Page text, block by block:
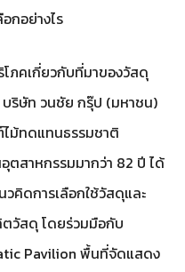
กอย่างไร
โภคเกี่ยวกับที่มาของวัสดุ
บริษัท วนชัย กรุ๊ป (มหาชน)
ม้ทดแทนธรรมชาติ
ตสาหกรรมมากว่า 82 ปี ได้
วคิดการเลือกใช้วัสดุและ
วัสดุ โดยร่วมมือกับ
Pavilion พื้นที่จัดแสดง